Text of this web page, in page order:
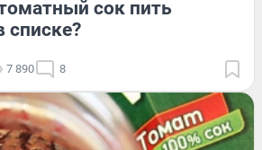
сок пить
списке?
7 890 8